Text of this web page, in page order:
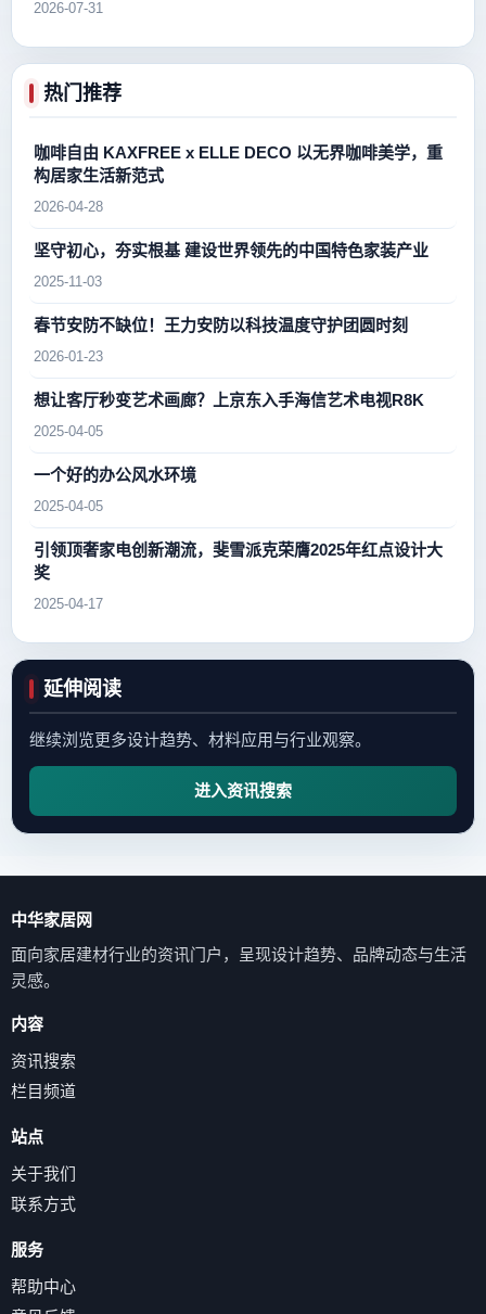
2026-07-31
热门推荐
咖啡自由 KAXFREE x ELLE DECO 以无界咖啡美学，重
构居家生活新范式
2026-04-28
坚守初心，夯实根基 建设世界领先的中国特色家装产业
2025-11-03
春节安防不缺位！王力安防以科技温度守护团圆时刻
2026-01-23
想让客厅秒变艺术画廊？上京东入手海信艺术电视R8K
2025-04-05
一个好的办公风水环境
2025-04-05
引领顶奢家电创新潮流，斐雪派克荣膺2025年红点设计大
奖
2025-04-17
延伸阅读
继续浏览更多设计趋势、材料应用与行业观察。
进入资讯搜索
中华家居网
面向家居建材行业的资讯门户，呈现设计趋势、品牌动态与生活
灵感。
内容
资讯搜索
栏目频道
站点
关于我们
联系方式
服务
帮助中心